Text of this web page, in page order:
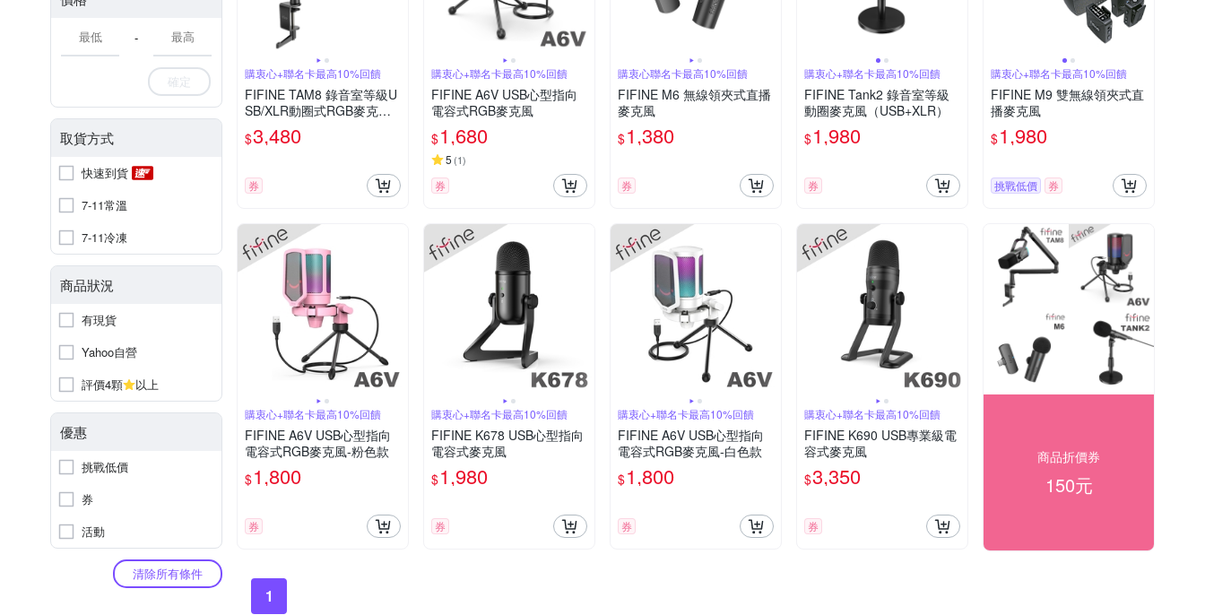
-
確定
取貨方式
快速到貨
7-11常溫
7-11冷凍
商品狀況
有現貨
Yahoo自營
評價4顆
以上
優惠
挑戰低價
券
活動
清除所有條件
購衷心+聯名卡最高10%回饋
FIFINE TAM8 錄音室等級U
SB/XLR動圈式RGB麥克風
懸臂組
$3,480
券
購衷心+聯名卡最高10%回饋
FIFINE A6V USB心型指向
電容式RGB麥克風
$1,680
5 (1)
券
購衷心聯名卡最高10%回饋
FIFINE M6 無線領夾式直播
麥克風
$1,380
券
購衷心+聯名卡最高10%回饋
FIFINE Tank2 錄音室等級
動圈麥克風（USB+XLR）
$1,980
券
購衷心+聯名卡最高10%回饋
FIFINE M9 雙無線領夾式直
播麥克風
$1,980
挑戰低價 券
購衷心+聯名卡最高10%回饋
FIFINE A6V USB心型指向
電容式RGB麥克風-粉色款
$1,800
券
購衷心+聯名卡最高10%回饋
FIFINE K678 USB心型指向
電容式麥克風
$1,980
券
購衷心+聯名卡最高10%回饋
FIFINE A6V USB心型指向
電容式RGB麥克風-白色款
$1,800
券
購衷心+聯名卡最高10%回饋
FIFINE K690 USB專業級電
容式麥克風
$3,350
券
商品折價券
150元
1